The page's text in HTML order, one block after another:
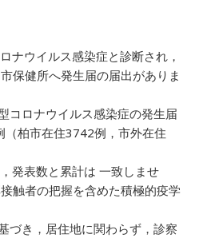
ナウイルス感染症と診断され，
保健所へ発生届の届出がありま
コロナウイルス感染症の発生届
（柏市在住3742例，市外在住
発表数と累計は 一致しませ
触者の把握を含めた積極的疫学
づき，居住地に関わらず，診察